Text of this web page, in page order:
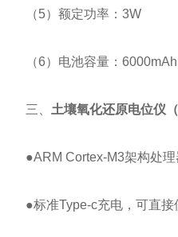
（5）额定功率：3W
（6）电池容量：6000mAh
三、 土壤氧化还原电位仪（
●ARM Cortex-M3架构处理
●标准Type-c充电，可直接